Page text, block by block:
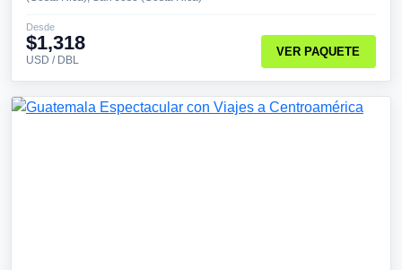
Desde
$1,318
USD / DBL
VER PAQUETE